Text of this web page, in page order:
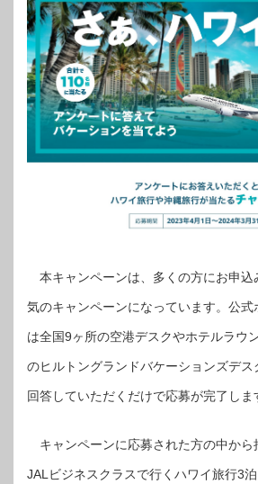
本キャンペーンは、多くの方にお申込
気のキャンペーンになっています。公式
は全国9ヶ所の空港デスクやホテルラウ
のヒルトングランドバケーションズデス
回答していただくだけで応募が完了しま
キャンペーンに応募された方の中から
JALビジネスクラスで行くハワイ旅行3